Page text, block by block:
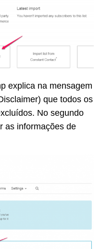
explica na mensagem
que todos os
No segundo
as informações de